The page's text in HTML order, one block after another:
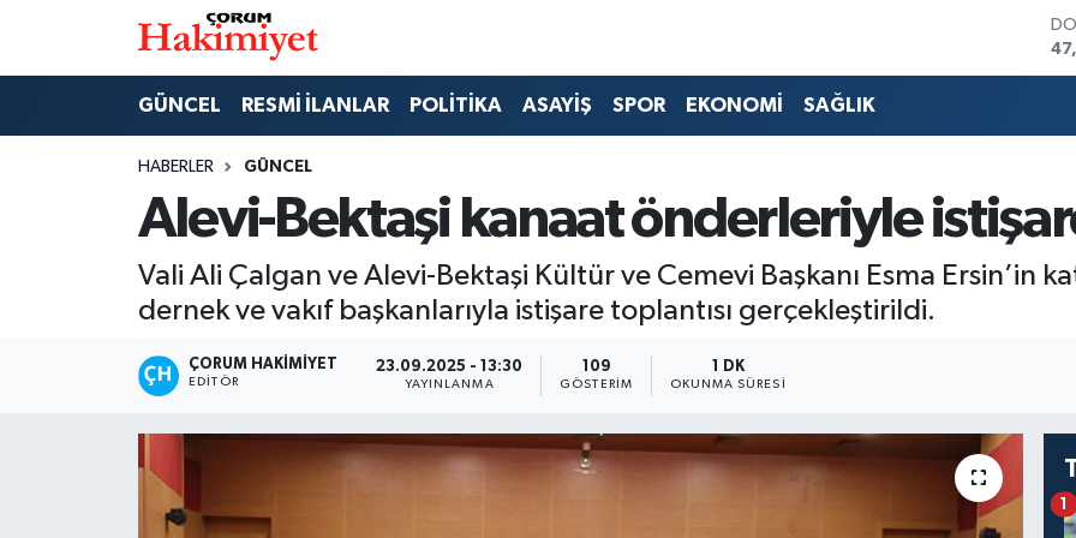
GÜNCEL RESMİ İLANLAR POLİTİKA ASAYİŞ SPOR EKONOMİ SAĞLIK
HABERLER GÜNCEL
Alevi-Bektaşi kanaat önderleriyle
Vali Ali Çalgan ve Alevi-Bektaşi Kültür ve Cemevi Başkanı Esma Ersin’in
dernek ve vakıf başkanlarıyla istişare toplantısı gerçekleştirildi.
ÇORUM HAKIMIYET
EDITÖR
23.09.2025 - 13:30
YAYINLANMA
109
GÖSTERIM
1 DK
OKUNMA SÜRESI
1
GÜNCEL
Nöbetçi Eczaneler
Çorum Namaz Vakitleri
Trafik Durumu
Tüm Manşetler
Son Dakika Haberleri
Haber Arşivi